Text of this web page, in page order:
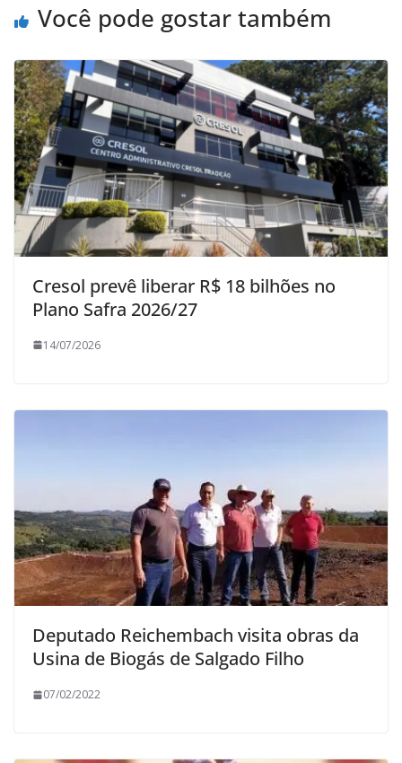
Você pode gostar também
Cresol prevê liberar R$ 18 bilhões no
Plano Safra 2026/27
14/07/2026
Deputado Reichembach visita obras da
Usina de Biogás de Salgado Filho
07/02/2022